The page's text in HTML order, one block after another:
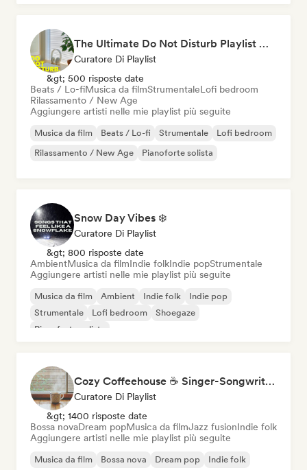
The Ultimate Do Not Disturb Playlist 🔕 Neo-Classical & Ambient Piano
Curatore Di Playlist
&gt; 500 risposte date
Beats / Lo-fiMusica da filmStrumentaleLofi bedroom
Rilassamento / New Age
Aggiungere artisti nelle mie playlist più seguite
Musica da film Beats / Lo-fi Strumentale
Lofi bedroom
Rilassamento / New Age
Pianoforte solista
Snow Day Vibes ❄️
Curatore Di Playlist
&gt; 800 risposte date
AmbientMusica da filmIndie folkIndie popStrumentale
Aggiungere artisti nelle mie playlist più seguite
Musica da film Ambient Indie folk
Indie pop
Strumentale
Lofi bedroom
Shoegaze
Pianoforte solista
Cozy Coffeehouse ☕ Singer-Songwriter, Indie Folk & Acoustic
Curatore Di Playlist
&gt; 1400 risposte date
Bossa novaDream popMusica da filmJazz fusionIndie folk
Aggiungere artisti nelle mie playlist più seguite
Musica da film Bossa nova Dream pop
Indie folk